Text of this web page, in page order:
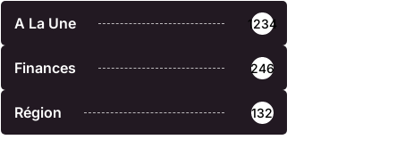
A La Une 1234
Finances 246
Région 132